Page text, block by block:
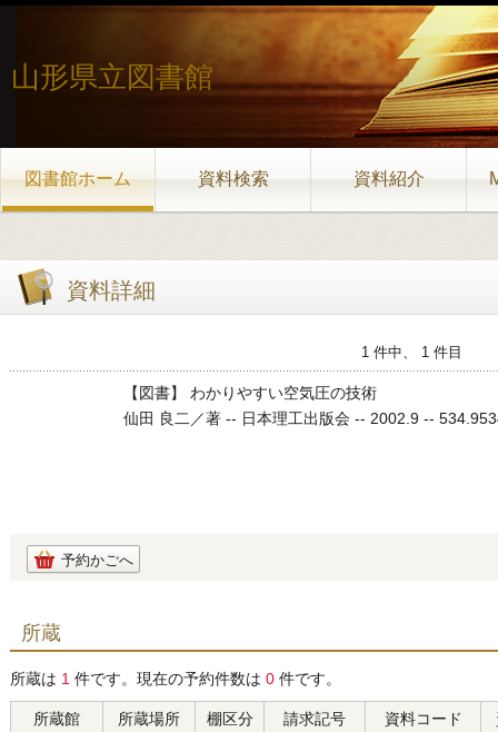
山形県立図書館
図書館ホーム 資料検索 資料紹介
資料詳細
1 件中、 1 件目
【図書】 わかりやすい空気圧の技術
仙田 良二／著 -- 日本理工出版会 -- 2002.9 --
予約かごへ
所蔵
所蔵は 1 件です。現在の予約件数は 0 件です。
所蔵館 所蔵場所 棚区分 請求記号 資料コード